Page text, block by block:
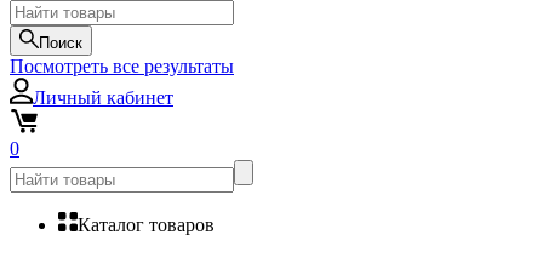
Поиск
Посмотреть все результаты
Личный кабинет
0
Каталог товаров